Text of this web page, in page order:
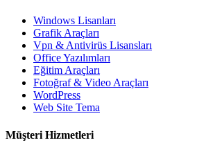
Windows Lisanları
Grafik Araçları
Vpn & Antivirüs Lisansları
Office Yazılımları
Eğitim Araçları
Fotoğraf & Video Araçları
WordPress
Web Site Tema
Müşteri Hizmetleri